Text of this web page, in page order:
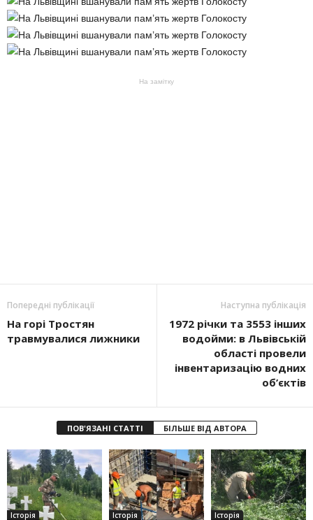
На замітку
Попередні публікації
На горі Тростян
травмувалися лижники
Наступна публікація
1972 річки та 3553 інших
водойми: в Львівській
області провели
інвентаризацію водних
об’єктів
ПОВ'ЯЗАНІ СТАТТІ БІЛЬШЕ ВІД АВТОРА
Історія Історія Історія